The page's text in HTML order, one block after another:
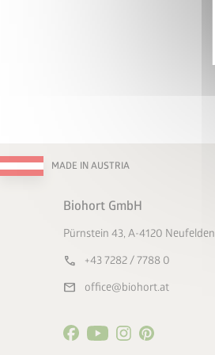
MADE IN AUSTRIA
Biohort GmbH
Pürnstein 43, A-4120 Neufelden
call +43 7282 / 7788 0
mail office@biohort.at